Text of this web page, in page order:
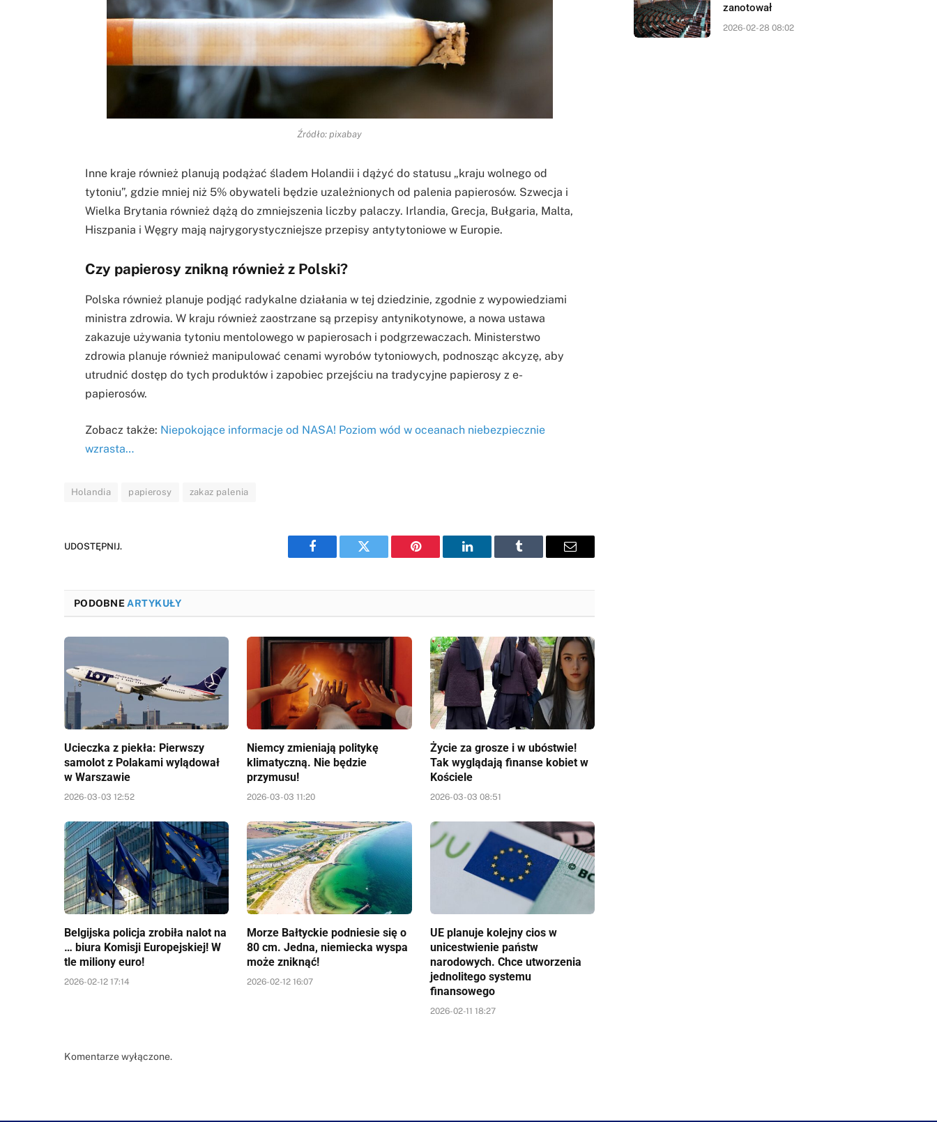
Źródło: pixabay
Inne kraje również planują podążać śladem Holandii i dążyć do statusu „kraju wolnego od
tytoniu”, gdzie mniej niż 5% obywateli będzie uzależnionych od palenia papierosów. Szwecja i
Wielka Brytania również dążą do zmniejszenia liczby palaczy. Irlandia, Grecja, Bułgaria, Malta,
Hiszpania i Węgry mają najrygorystyczniejsze przepisy antytytoniowe w Europie.
Czy papierosy znikną również z Polski?
Polska również planuje podjąć radykalne działania w tej dziedzinie, zgodnie z wypowiedziami
ministra zdrowia. W kraju również zaostrzane są przepisy antynikotynowe, a nowa ustawa
zakazuje używania tytoniu mentolowego w papierosach i podgrzewaczach. Ministerstwo
zdrowia planuje również manipulować cenami wyrobów tytoniowych, podnosząc akcyzę, aby
utrudnić dostęp do tych produktów i zapobiec przejściu na tradycyjne papierosy z e-
papierosów.
Zobacz także: Niepokojące informacje od NASA! Poziom wód w oceanach niebezpiecznie
wzrasta…
Holandia papierosy zakaz palenia
UDOSTĘPNIJ.
Facebook Twitter Pinterest LinkedIn Tumblr Email
PODOBNE ARTYKUŁY
Ucieczka z piekła: Pierwszy
samolot z Polakami wylądował
w Warszawie
2026-03-03 12:52
Niemcy zmieniają politykę
klimatyczną. Nie będzie
przymusu!
2026-03-03 11:20
Życie za grosze i w ubóstwie!
Tak wyglądają finanse kobiet w
Kościele
2026-03-03 08:51
Belgijska policja zrobiła nalot na
… biura Komisji Europejskiej! W
tle miliony euro!
2026-02-12 17:14
Morze Bałtyckie podniesie się o
80 cm. Jedna, niemiecka wyspa
może zniknąć!
2026-02-12 16:07
UE planuje kolejny cios w
unicestwienie państw
narodowych. Chce utworzenia
jednolitego systemu
finansowego
2026-02-11 18:27
Komentarze wyłączone.
zanotował
2026-02-28 08:02